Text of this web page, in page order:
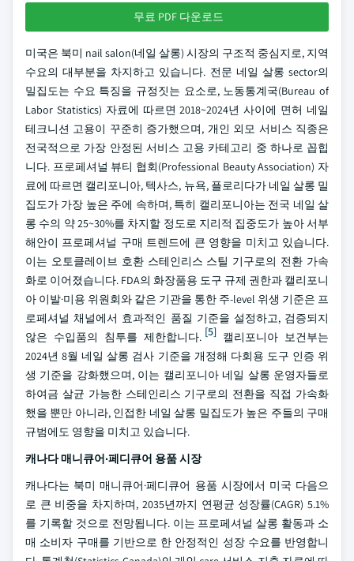
무료 PDF 다운로드
미국은 북미 nail salon(네일 살롱) 시장의 구조적 중심지로, 지역
수요의 대부분을 차지하고 있습니다. 전문 네일 살롱 sector의
밀집도는 수요 특징을 규정짓는 요소로, 노동통계국(Bureau of
Labor Statistics) 자료에 따르면 2018~2024년 사이에 면허 네일
테크니션 고용이 꾸준히 증가했으며, 개인 외모 서비스 직종은
전국적으로 가장 안정된 서비스 고용 카테고리 중 하나로 꼽힙
니다. 프로페셔널 뷰티 협회(Professional Beauty Association) 자
료에 따르면 캘리포니아, 텍사스, 뉴욕, 플로리다가 네일 살롱 밀
집도가 가장 높은 주에 속하며, 특히 캘리포니아는 전국 네일 살
롱 수의 약 25~30%를 차지할 정도로 지리적 집중도가 높아 서부
해안이 프로페셔널 구매 트렌드에 큰 영향을 미치고 있습니다.
이는 오토클레이브 호환 스테인리스 스틸 기구로의 전환 가속
화로 이어졌습니다. FDA의 화장품용 도구 규제 권한과 캘리포니
아 이발·미용 위원회와 같은 기관을 통한 주-level 위생 기준은 프
로페셔널 채널에서 효과적인 품질 기준을 설정하고, 검증되지
않은 수입품의 침투를 제한합니다. [5] 캘리포니아 보건부는
2024년 8월 네일 살롱 검사 기준을 개정해 다회용 도구 인증 위
생 기준을 강화했으며, 이는 캘리포니아 네일 살롱 운영자들로
하여금 살균 가능한 스테인리스 기구로의 전환을 직접 가속화
했을 뿐만 아니라, 인접한 네일 살롱 밀집도가 높은 주들의 구매
규범에도 영향을 미치고 있습니다.
캐나다 매니큐어·페디큐어 용품 시장
캐나다는 북미 매니큐어·페디큐어 용품 시장에서 미국 다음으
로 큰 비중을 차지하며, 2035년까지 연평균 성장률(CAGR) 5.1%
를 기록할 것으로 전망됩니다. 이는 프로페셔널 살롱 활동과 소
매 소비자 구매를 기반으로 한 안정적인 성장 수요를 반영합니